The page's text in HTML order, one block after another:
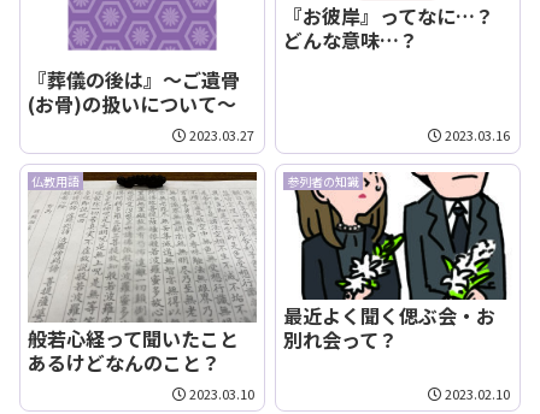
『葬儀の後は』～ご遺骨
(お骨)の扱いについて～
2023.03.27
『お彼岸』ってなに…？
どんな意味…？
2023.03.16
仏教用語
般若心経って聞いたこと
あるけどなんのこと？
2023.03.10
参列者の知識
最近よく聞く偲ぶ会・お
別れ会って？
2023.02.10